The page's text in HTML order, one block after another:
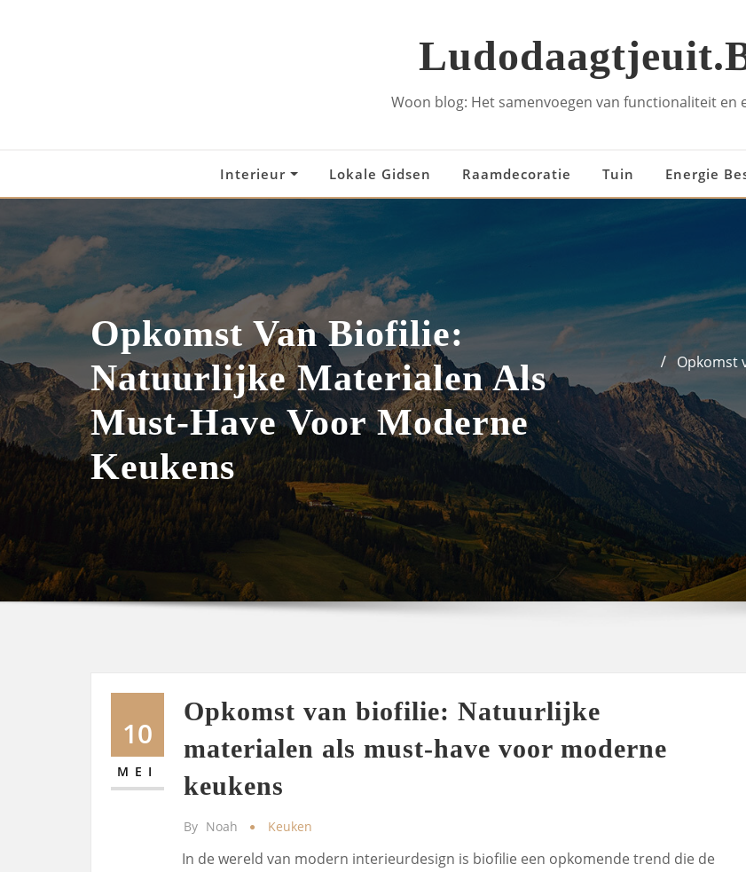
Woon blog: Het samenvoegen van functionaliteit en
Interieur Lokale Gidsen Raamdecoratie Tuin Energie
Opkomst Van Biofilie:
Natuurlijke Materialen Als
Must-Have Voor Moderne
Keukens
Opkomst
10
MEI
Opkomst van biofilie: Natuurlijke
materialen als must-have voor moderne
keukens
By Noah Keuken
In de wereld van modern interieurdesign is biofilie een opkomende trend die de